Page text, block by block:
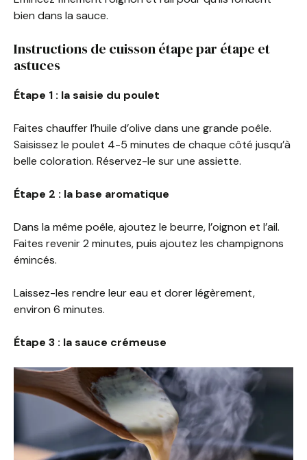
bien dans la sauce.
Instructions de cuisson étape par étape et
astuces
Étape 1 : la saisie du poulet
Faites chauffer l’huile d’olive dans une grande poêle.
Saisissez le poulet 4-5 minutes de chaque côté jusqu’à
belle coloration. Réservez-le sur une assiette.
Étape 2 : la base aromatique
Dans la même poêle, ajoutez le beurre, l’oignon et l’ail.
Faites revenir 2 minutes, puis ajoutez les champignons
émincés.
Laissez-les rendre leur eau et dorer légèrement,
environ 6 minutes.
Étape 3 : la sauce crémeuse